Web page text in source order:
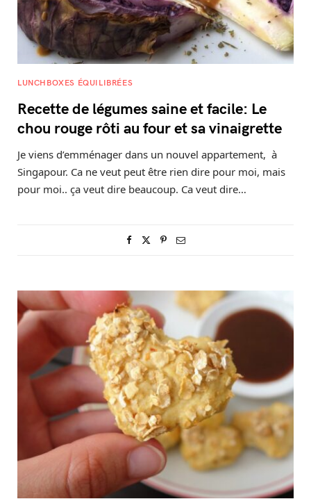
LUNCHBOXES ÉQUILIBRÉES
Recette de légumes saine et facile: Le
chou rouge rôti au four et sa vinaigrette
Je viens d’emménager dans un nouvel appartement, à
Singapour. Ca ne veut peut être rien dire pour moi, mais
pour moi.. ça veut dire beaucoup. Ca veut dire…